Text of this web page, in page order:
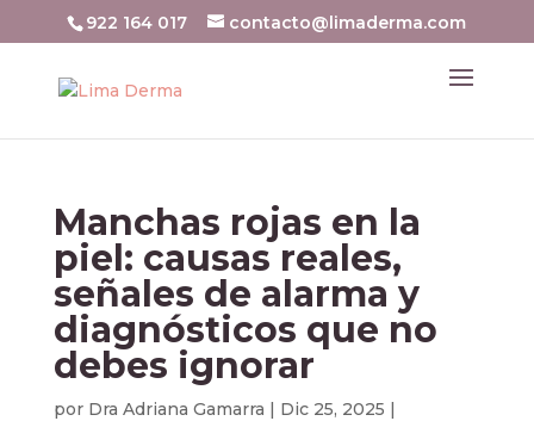
922 164 017 contacto@limaderma.com
Manchas rojas en la
piel: causas reales,
señales de alarma y
diagnósticos que no
debes ignorar
por Dra Adriana Gamarra | Dic 25, 2025 |